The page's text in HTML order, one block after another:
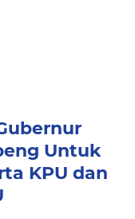
Untuk
KPU dan